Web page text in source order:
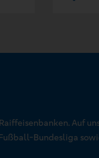
Auf
Bundesliga